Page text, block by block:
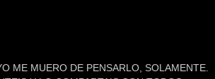
ME MUERO DE PENSARLO, SOLAMENTE.